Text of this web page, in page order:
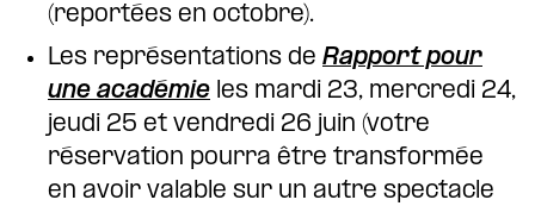
(reportées en octobre).
Les représentations de Rapport pour
une académie les mardi 23, mercredi 24,
jeudi 25 et vendredi 26 juin (votre
réservation pourra être transformée
en avoir valable sur un autre spectacle